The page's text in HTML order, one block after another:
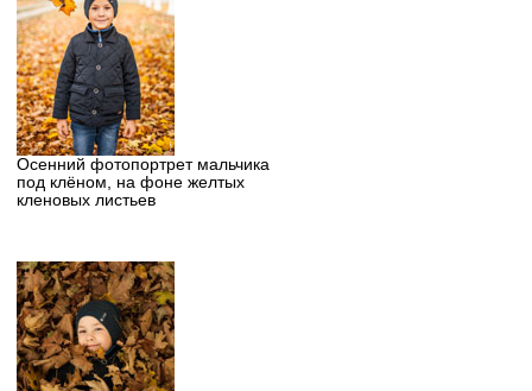
Осенний фотопортрет мальчика
под клёном, на фоне желтых
кленовых листьев